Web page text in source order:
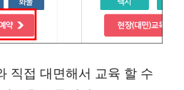
직접 대면해서 교육 할 수